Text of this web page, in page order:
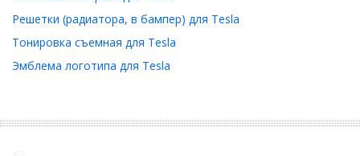
Решетки (радиатора, в бампер) для Tesla
Тонировка съемная для Tesla
Эмблема логотипа для Tesla